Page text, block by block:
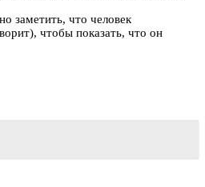
заметить, что человек
чтобы показать, что он